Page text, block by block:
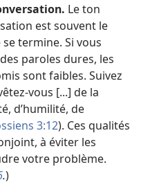
Le ton
est souvent le
termine. Si vous
paroles dures, les
sont faibles. Suivez
vous [...] de la
d’humilité, de
3:12). Ces qualités
à éviter les
votre problème.
.)